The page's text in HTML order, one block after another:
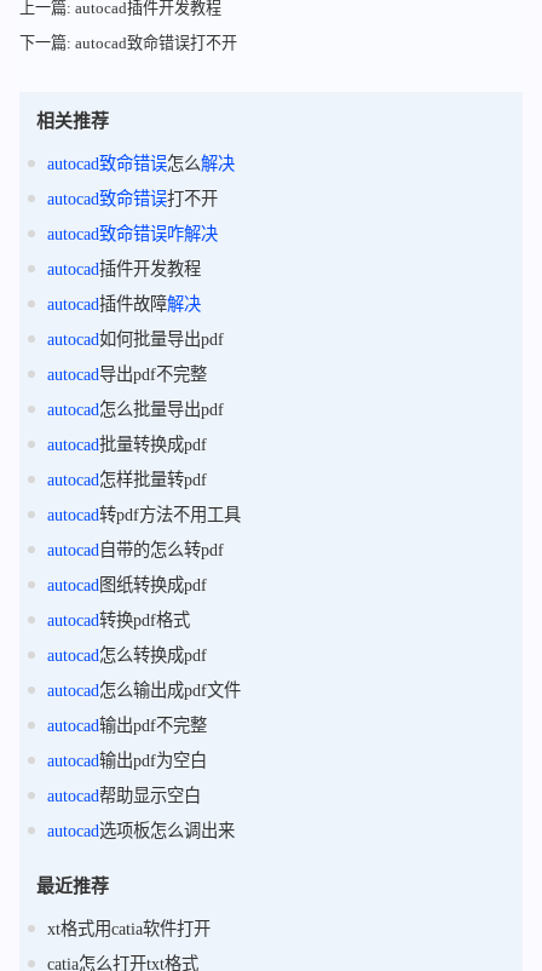
上一篇: autocad插件开发教程
下一篇: autocad致命错误打不开
相关推荐
autocad致命错误怎么解决
autocad致命错误打不开
autocad致命错误咋解决
autocad插件开发教程
autocad插件故障解决
autocad如何批量导出pdf
autocad导出pdf不完整
autocad怎么批量导出pdf
autocad批量转换成pdf
autocad怎样批量转pdf
autocad转pdf方法不用工具
autocad自带的怎么转pdf
autocad图纸转换成pdf
autocad转换pdf格式
autocad怎么转换成pdf
autocad怎么输出成pdf文件
autocad输出pdf不完整
autocad输出pdf为空白
autocad帮助显示空白
autocad选项板怎么调出来
最近推荐
xt格式用catia软件打开
catia怎么打开txt格式